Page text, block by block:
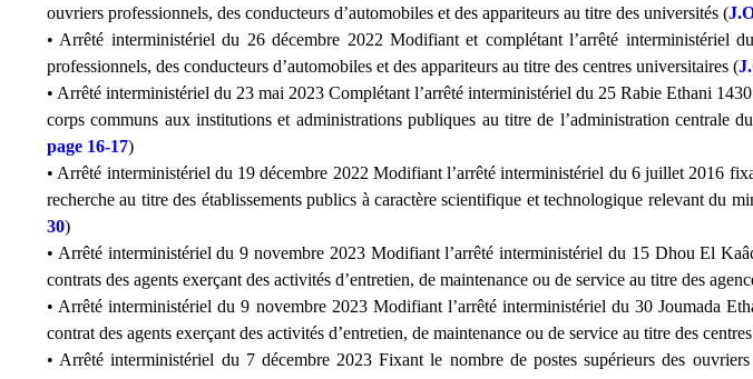
ouvriers professionnels, des conducteurs d’automobiles et des appariteurs au titre des universités (
• Arrêté interministériel du 26 décembre 2022 Modifiant et complétant l’arrêté
professionnels, des conducteurs d’automobiles et des appariteurs au titre des centres universitaires (
• Arrêté interministériel du 23 mai 2023 Complétant l’arrêté interministériel du 25 Rabie Ethani
corps communs aux institutions et administrations publiques au titre de l’administration centrale
page 16-17)
• Arrêté interministériel du 19 décembre 2022 Modifiant l’arrêté interministériel du 6 juillet 2016
recherche au titre des établissements publics à caractère scientifique et technologique relevant du
30)
• Arrêté interministériel du 9 novembre 2023 Modifiant l’arrêté interministériel du 15 Dhou El
contrats des agents exerçant des activités d’entretien, de maintenance ou de service au titre des
• Arrêté interministériel du 9 novembre 2023 Modifiant l’arrêté interministériel du 30 Joumada
contrat des agents exerçant des activités d’entretien, de maintenance ou de service au titre des
• Arrêté interministériel du 7 décembre 2023 Fixant le nombre de postes supérieurs des